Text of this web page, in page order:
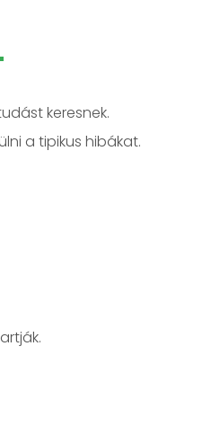
keresnek.
a tipikus hibákat.